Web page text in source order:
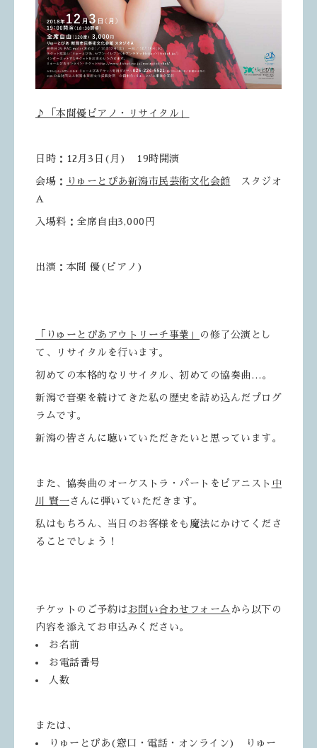
♪「本間優ピアノ・リサイタル」
日時：12月3日(月) 19時開演
会場： りゅーとぴあ新潟市民芸術文化会館 スタジオ
A
入場料：全席自由3,000円
出演：本間 優(ピアノ)
「りゅーとぴあアウトリーチ事業」
の修了公演とし
て、リサイタルを行います。
初めての本格的なリサイタル、初めての協奏曲…。
新潟で音楽を続けてきた私の歴史を詰め込んだプログ
ラムです。
新潟の皆さんに聴いていただきたいと思っています。
また、協奏曲のオーケストラ・パートをピアニスト 中
川 賢一さんに弾いていただきます。
私はもちろん、当日のお客様をも魔法にかけてくださ
ることでしょう！
チケットのご予約は お問い合わせフォーム から以下の
内容を添えてお申込みください。
お名前
お電話番号
人数
または、
りゅーとぴあ(窓口・電話・オンライン) りゅー